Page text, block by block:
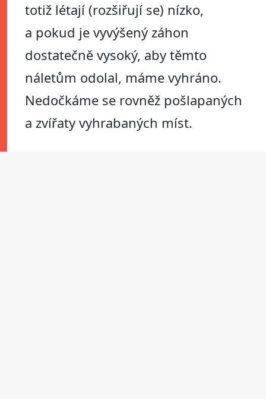
totiž létají (rozšiřují se) nízko,
a pokud je vyvýšený záhon
dostatečně vysoký, aby těmto
náletům odolal, máme vyhráno.
Nedočkáme se rovněž pošlapaných
a zvířaty vyhrabaných míst.